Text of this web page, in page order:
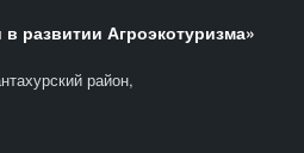
развитии Агроэкотуризма»
район,